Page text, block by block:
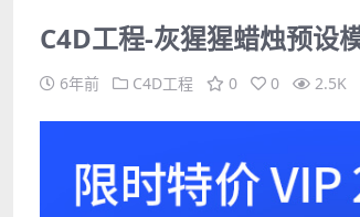
C4D工程-灰猩猩蜡烛预设
6年前 C4D工程 0 0 2.5K